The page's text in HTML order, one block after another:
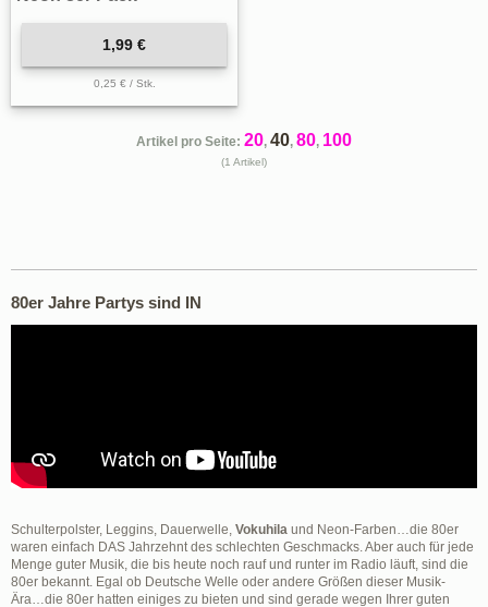
1,99 €
0,25 € / Stk.
Artikel pro Seite: 20, 40, 80, 100
(1 Artikel)
80er Jahre Partys sind IN
Schulterpolster, Leggins, Dauerwelle, Vokuhila und Neon-Farben…die 80er
waren einfach DAS Jahrzehnt des schlechten Geschmacks. Aber auch für jede
Menge guter Musik, die bis heute noch rauf und runter im Radio läuft, sind die
80er bekannt. Egal ob Deutsche Welle oder andere Größen dieser Musik-
Ära…die 80er hatten einiges zu bieten und sind gerade wegen Ihrer guten